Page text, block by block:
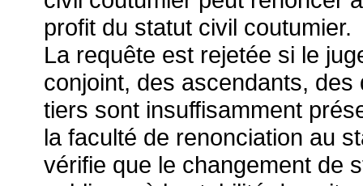
profit du statut civil coutumier.
La requête est rejetée si le
conjoint, des ascendants,
tiers sont insuffisamment
la faculté de renonciation au
vérifie que le changement de